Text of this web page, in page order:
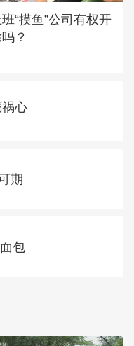
班“摸鱼”公司有权开
？
心
期
包